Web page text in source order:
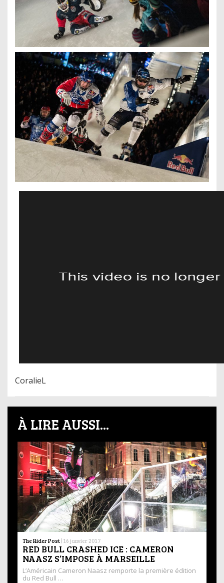
CoralieL
À LIRE AUSSI...
The Rider Post | 16 janvier 2017
RED BULL CRASHED ICE : CAMERON
NAASZ S’IMPOSE À MARSEILLE
L’Américain Cameron Naasz remporte la première édition
du Red Bull …